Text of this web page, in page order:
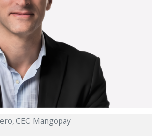
CEO Mangopay